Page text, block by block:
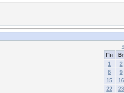
Пн
Вт
1
2
8
9
15
16
22
23